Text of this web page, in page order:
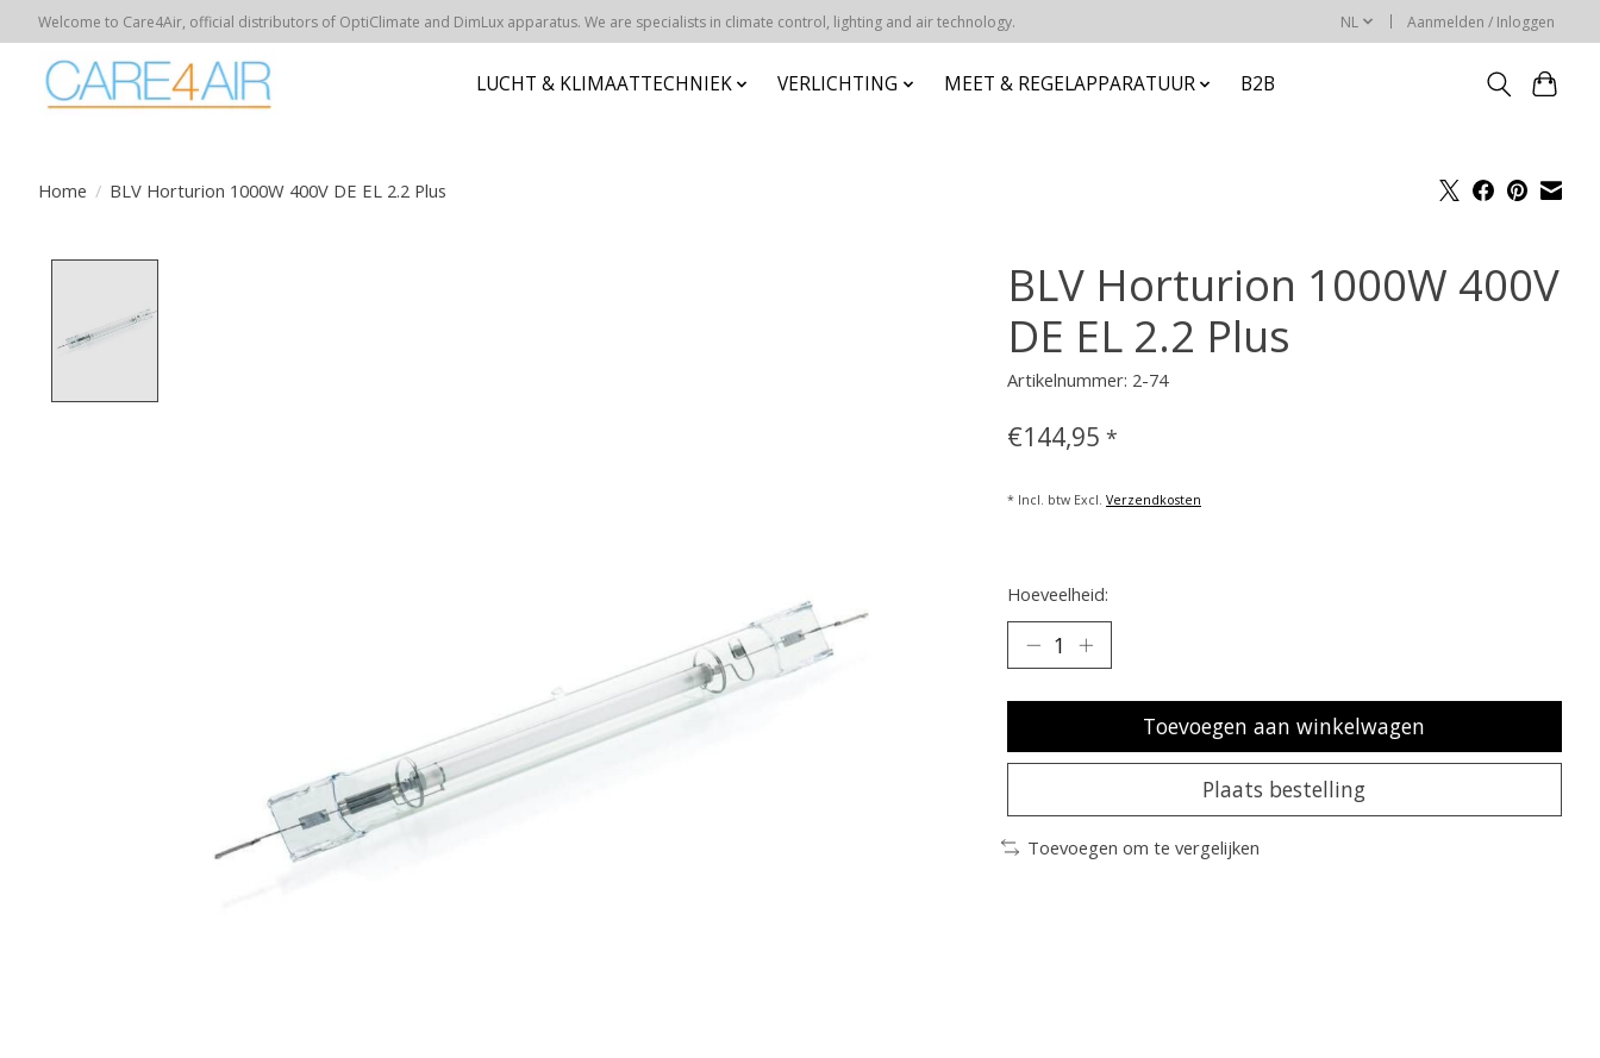
Welcome to Care4Air, official distributors of OptiClimate and DimLux apparatus. We are specialists in climate control, lighting and air technology. NL Aanmelden / Inloggen
LUCHT & KLIMAATTECHNIEK VERLICHTING MEET & REGELAPPARATUUR B2B
Home / BLV Horturion 1000W 400V DE EL 2.2 Plus
BLV Horturion 1000W 400V
DE EL 2.2 Plus
Artikelnummer: 2-74
€144,95 *
* Incl. btw Excl. Verzendkosten
Hoeveelheid:
Toevoegen aan winkelwagen
Plaats bestelling
Toevoegen om te vergelijken